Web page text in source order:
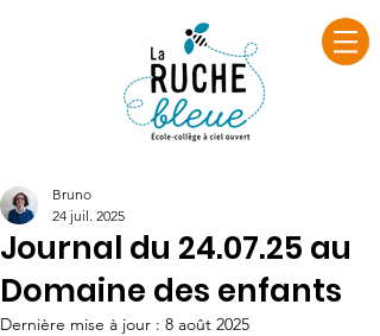
Journal du 24.07.25 au
Domaine des enfants
Bruno
24 juil. 2025
Dernière mise à jour : 8 août 2025